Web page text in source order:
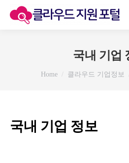
국내 기업
You are here:
Home 클라우드 기업정보
국내 기업 정보